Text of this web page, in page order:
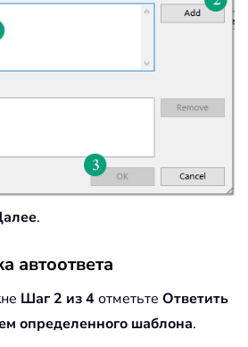
.
автоответа
Шаг 2 из 4отметьте Ответить
определенного шаблона.